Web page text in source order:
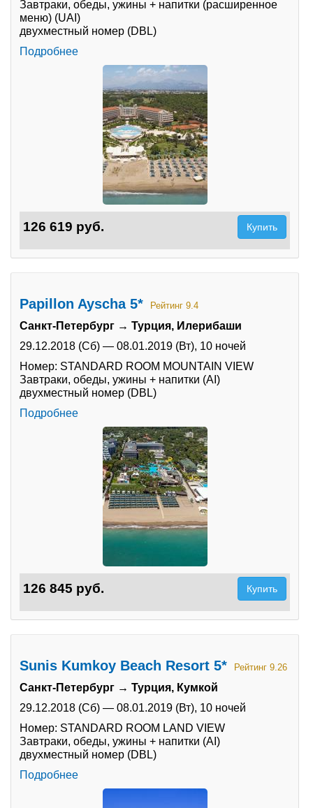
Завтраки, обеды, ужины + напитки (расширенное
меню) (UAI)
двухместный номер (DBL)
Подробнее
126 619 руб. Купить
Papillon Ayscha 5* Рейтинг 9.4
Санкт-Петербург → Турция, Илерибаши
29.12.2018 (Сб) — 08.01.2019 (Вт), 10 ночей
Номер: STANDARD ROOM MOUNTAIN VIEW
Завтраки, обеды, ужины + напитки (AI)
двухместный номер (DBL)
Подробнее
126 845 руб. Купить
Sunis Kumkoy Beach Resort 5* Рейтинг 9.26
Санкт-Петербург → Турция, Кумкой
29.12.2018 (Сб) — 08.01.2019 (Вт), 10 ночей
Номер: STANDARD ROOM LAND VIEW
Завтраки, обеды, ужины + напитки (AI)
двухместный номер (DBL)
Подробнее